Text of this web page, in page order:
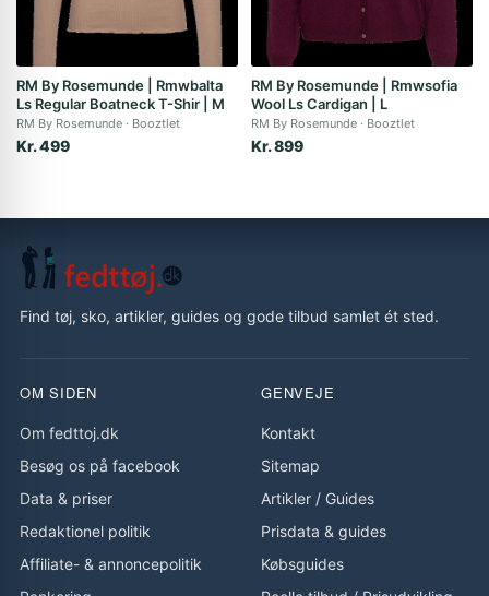
RM By Rosemunde | Rmwbalta
Ls Regular Boatneck T-Shir | M
RM By Rosemunde Booztlet
Kr. 499
RM By Rosemunde | Rmwsofia
Wool Ls Cardigan | L
RM By Rosemunde Booztlet
Kr. 899
Find tøj, sko, artikler, guides og gode tilbud samlet ét sted.
OM SIDEN
Om fedttoj.dk
Besøg os på facebook
Data & priser
Redaktionel politik
Affiliate- & annoncepolitik
GENVEJE
Kontakt
Sitemap
Artikler / Guides
Prisdata & guides
Købsguides